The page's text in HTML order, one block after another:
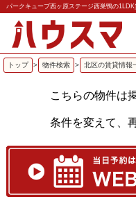
パークキューブ西ヶ原ステージ西巣鴨の
トップ > 物件検索 > 北区の賃貸情報
こちらの物件は
条件を変えて、